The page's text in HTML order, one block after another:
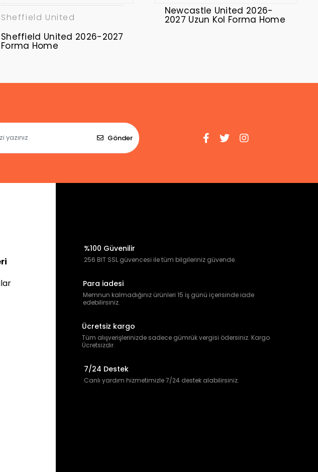
Sheffield United
Sheffield United 2026-2027
Forma Home
Newcastle United 2026-
2027 Uzun Kol Forma Home
Gönder
%100 Güvenilir
256 BIT SSL güvencesi ile tüm bilgileriniz güvende.
Para iadesi
Memnun kalmadığınız ürünleri 15 iş günü içerisinde iade
edebilirsiniz.
Ücretsiz kargo
Tüm alışverişlerinizde sadece gümrük vergisi ödersiniz. Kargo
Ücretsizdir.
7/24 Destek
Canlı yardım hizmetimizle 7/24 destek alabilirsiniz.